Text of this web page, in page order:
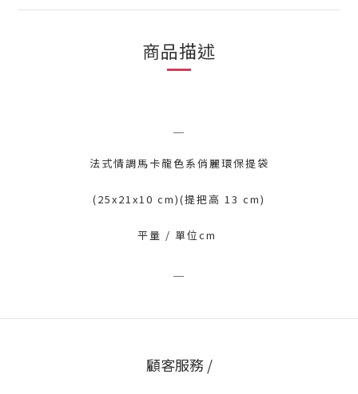
商品描述
法式情調馬卡龍色系俏麗環保提袋
(25x21x10 cm)(提把高 13 cm)
平量 / 單位cm
顧客服務 /